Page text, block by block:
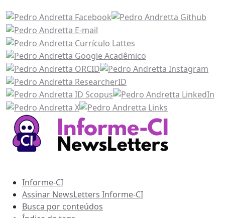
Informe-CI
Assinar NewsLetters Informe-CI
Busca por conteúdos